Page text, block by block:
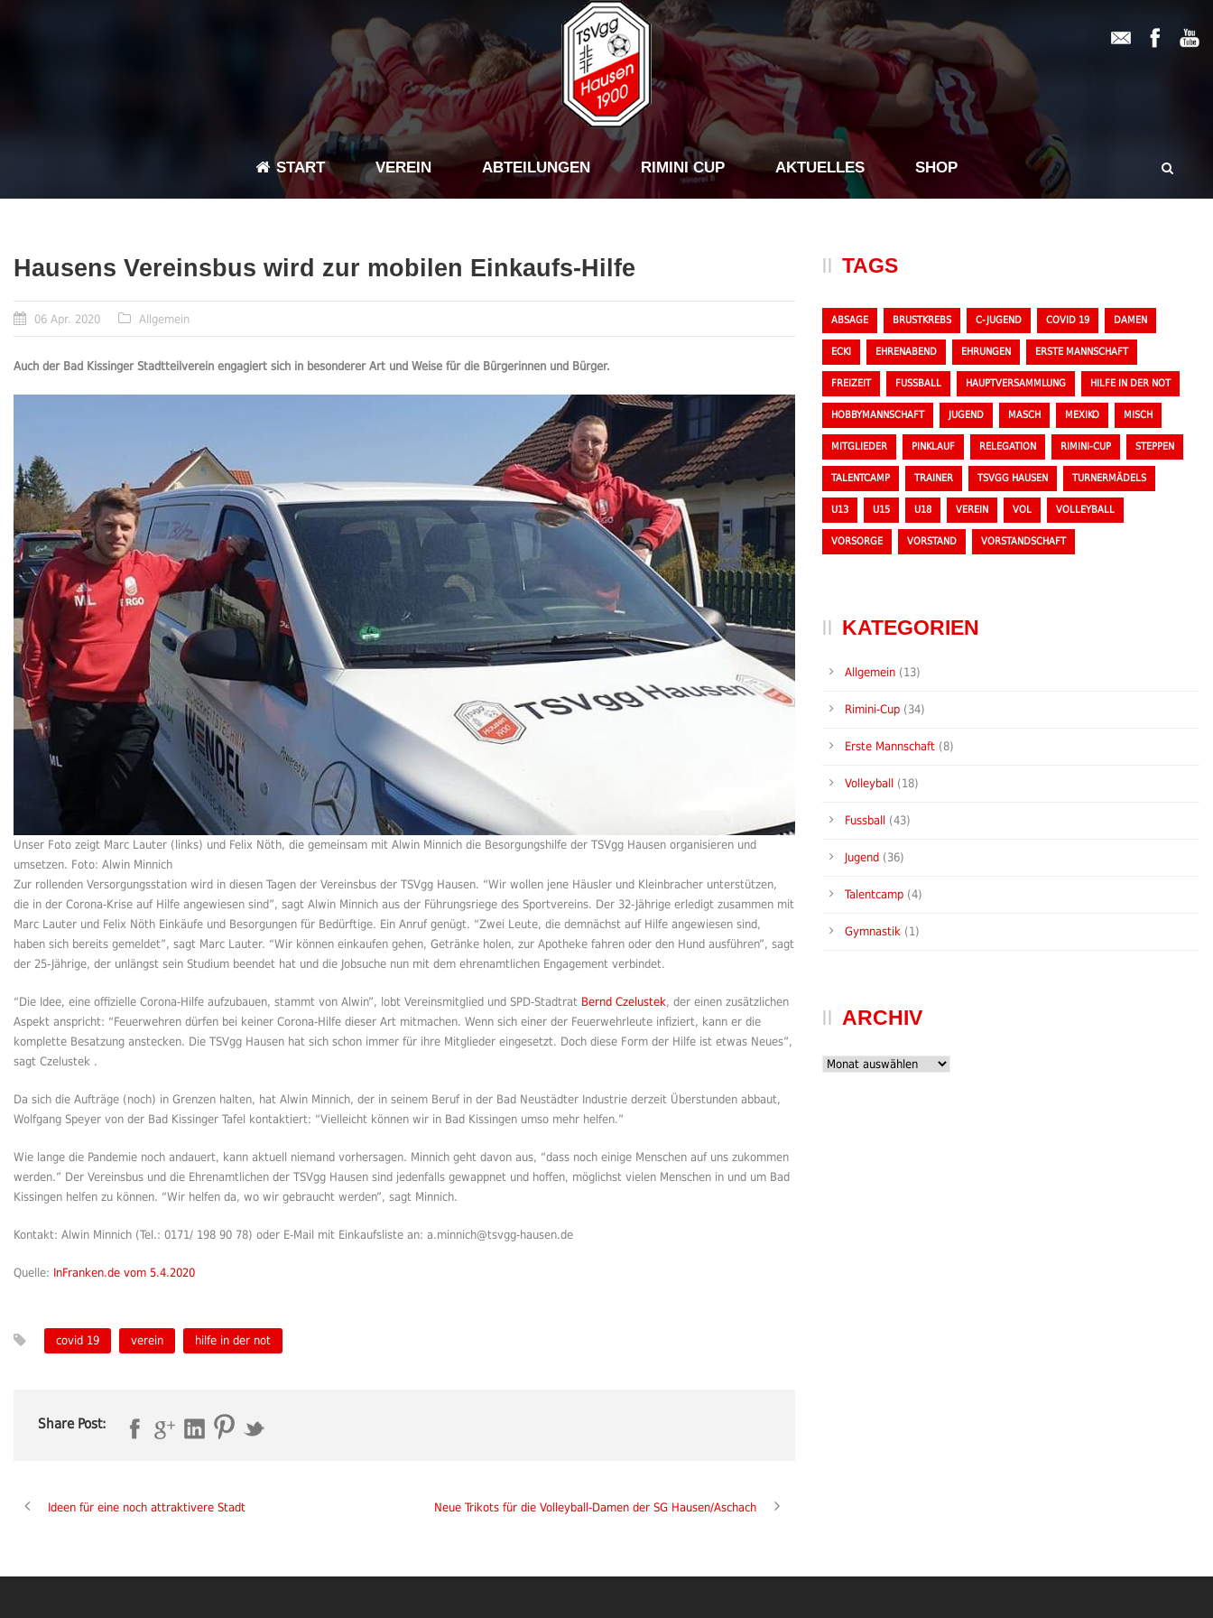
START VEREIN ABTEILUNGEN RIMINI CUP AKTUELLES SHOP
Hausens Vereinsbus wird zur mobilen Einkaufs-Hilfe
06 Apr. 2020 Allgemein
Auch der Bad Kissinger Stadtteilverein engagiert sich in besonderer Art und Weise für die Bürgerinnen und Bürger.
Unser Foto zeigt Marc Lauter (links) und Felix Nöth, die gemeinsam mit Alwin Minnich die Besorgungshilfe der TSVgg Hausen organisieren und
umsetzen. Foto: Alwin Minnich
Zur rollenden Versorgungsstation wird in diesen Tagen der Vereinsbus der TSVgg Hausen. “Wir wollen jene Häusler und Kleinbracher unterstützen,
die in der Corona-Krise auf Hilfe angewiesen sind”, sagt Alwin Minnich aus der Führungsriege des Sportvereins. Der 32-Jährige erledigt zusammen mit
Marc Lauter und Felix Nöth Einkäufe und Besorgungen für Bedürftige. Ein Anruf genügt. “Zwei Leute, die demnächst auf Hilfe angewiesen sind,
haben sich bereits gemeldet”, sagt Marc Lauter. “Wir können einkaufen gehen, Getränke holen, zur Apotheke fahren oder den Hund ausführen”, sagt
der 25-Jährige, der unlängst sein Studium beendet hat und die Jobsuche nun mit dem ehrenamtlichen Engagement verbindet.
“Die Idee, eine offizielle Corona-Hilfe aufzubauen, stammt von Alwin”, lobt Vereinsmitglied und SPD-Stadtrat Bernd Czelustek, der einen zusätzlichen
Aspekt anspricht: “Feuerwehren dürfen bei keiner Corona-Hilfe dieser Art mitmachen. Wenn sich einer der Feuerwehrleute infiziert, kann er die
komplette Besatzung anstecken. Die TSVgg Hausen hat sich schon immer für ihre Mitglieder eingesetzt. Doch diese Form der Hilfe ist etwas Neues”,
sagt Czelustek .
Da sich die Aufträge (noch) in Grenzen halten, hat Alwin Minnich, der in seinem Beruf in der Bad Neustädter Industrie derzeit Überstunden abbaut,
Wolfgang Speyer von der Bad Kissinger Tafel kontaktiert: “Vielleicht können wir in Bad Kissingen umso mehr helfen.”
Wie lange die Pandemie noch andauert, kann aktuell niemand vorhersagen. Minnich geht davon aus, “dass noch einige Menschen auf uns zukommen
werden.” Der Vereinsbus und die Ehrenamtlichen der TSVgg Hausen sind jedenfalls gewappnet und hoffen, möglichst vielen Menschen in und um Bad
Kissingen helfen zu können. “Wir helfen da, wo wir gebraucht werden”, sagt Minnich.
Kontakt: Alwin Minnich (Tel.: 0171/ 198 90 78) oder E-Mail mit Einkaufsliste an: a.minnich@tsvgg-hausen.de
Quelle: InFranken.de vom 5.4.2020
covid 19 verein hilfe in der not
Share Post:
Ideen für eine noch attraktivere Stadt Neue Trikots für die Volleyball-Damen der SG Hausen/Aschach
TAGS
ABSAGE BRUSTKREBS C-JUGEND COVID 19 DAMEN
ECKI EHRENABEND EHRUNGEN ERSTE MANNSCHAFT
FREIZEIT FUSSBALL HAUPTVERSAMMLUNG HILFE IN DER NOT
HOBBYMANNSCHAFT JUGEND MASCH MEXIKO MISCH
MITGLIEDER PINKLAUF RELEGATION RIMINI-CUP STEPPEN
TALENTCAMP TRAINER TSVGG HAUSEN TURNERMÄDELS
U13 U15 U18 VEREIN VOL VOLLEYBALL
VORSORGE VORSTAND VORSTANDSCHAFT
KATEGORIEN
Allgemein (13)
Rimini-Cup (34)
Erste Mannschaft (8)
Volleyball (18)
Fussball (43)
Jugend (36)
Talentcamp (4)
Gymnastik (1)
ARCHIV
Archiv